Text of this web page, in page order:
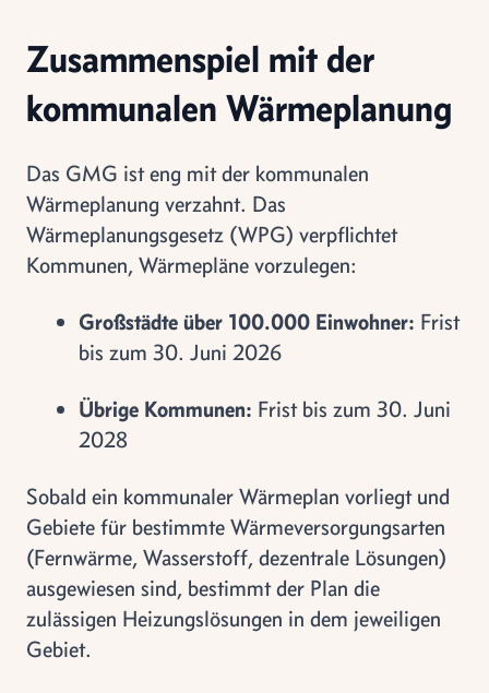
Zusammenspiel mit der
kommunalen Wärmeplanung
Das GMG ist eng mit der kommunalen
Wärmeplanung verzahnt. Das
Wärmeplanungsgesetz (WPG) verpflichtet
Kommunen, Wärmepläne vorzulegen:
Großstädte über 100.000 Einwohner: Frist
bis zum 30. Juni 2026
Übrige Kommunen: Frist bis zum 30. Juni
2028
Sobald ein kommunaler Wärmeplan vorliegt und
Gebiete für bestimmte Wärmeversorgungsarten
(Fernwärme, Wasserstoff, dezentrale Lösungen)
ausgewiesen sind, bestimmt der Plan die
zulässigen Heizungslösungen in dem jeweiligen
Gebiet.